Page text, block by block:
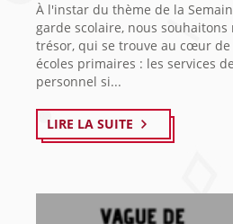
À l'instar du thème de la
garde scolaire, nous souhaitons
trésor, qui se trouve au cœur de
écoles primaires : les services
personnel si...
LIRE LA SUITE